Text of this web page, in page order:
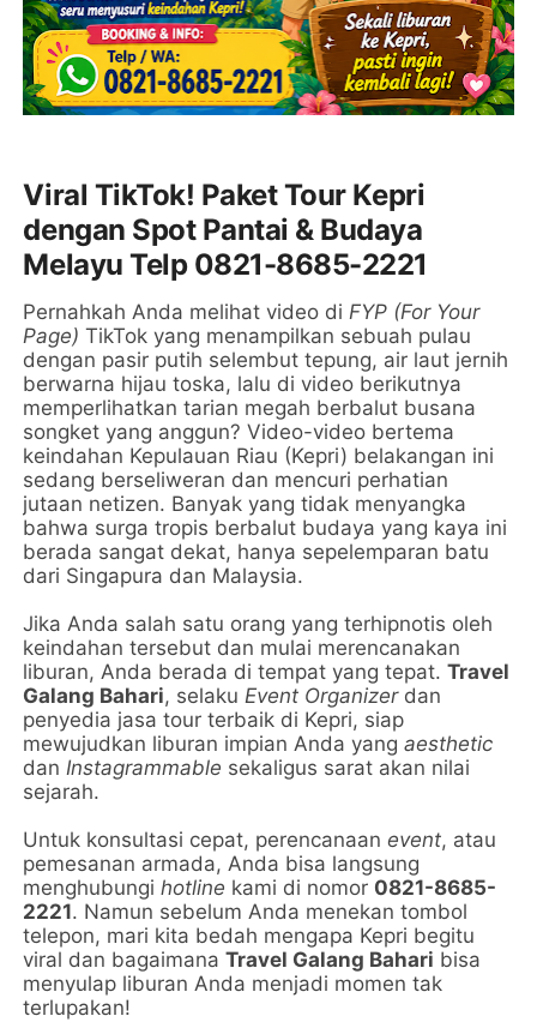
Viral TikTok! Paket Tour Kepri
dengan Spot Pantai & Budaya
Melayu Telp 0821-8685-2221
Pernahkah Anda melihat video diFYP (For Your
Page) TikTok yang menampilkan sebuah pulau
dengan pasir putih selembut tepung, air laut jernih
berwarna hijau toska, lalu di video berikutnya
memperlihatkan tarian megah berbalut busana
songket yang anggun? Video-video bertema
keindahan Kepulauan Riau (Kepri) belakangan ini
sedang berseliweran dan mencuri perhatian
jutaan netizen. Banyak yang tidak menyangka
bahwa surga tropis berbalut budaya yang kaya ini
berada sangat dekat, hanya sepelemparan batu
dari Singapura dan Malaysia.
Jika Anda salah satu orang yang terhipnotis oleh
keindahan tersebut dan mulai merencanakan
liburan, Anda berada di tempat yang tepat.Travel
Galang Bahari, selakuEvent Organizerdan
penyedia jasa tour terbaik di Kepri, siap
mewujudkan liburan impian Anda yangaesthetic
danInstagrammable sekaligus sarat akan nilai
sejarah.
Untuk konsultasi cepat, perencanaanevent, atau
pemesanan armada, Anda bisa langsung
menghubungihotline kami di nomor 0821-8685-
2221. Namun sebelum Anda menekan tombol
telepon, mari kita bedah mengapa Kepri begitu
viral dan bagaimanaTravel Galang Bahari bisa
menyulap liburan Anda menjadi momen tak
terlupakan!